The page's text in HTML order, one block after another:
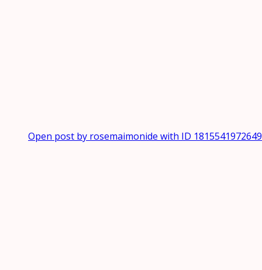
Open post by rosemaimonide with ID